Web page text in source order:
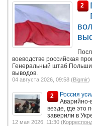
2
воеводстве российская
Генеральный штаб
выводов.
04 августа 2026, 09:58 (Bigmir)
2
Россия
Аварийно-
везде, где это
заверили в
12 мая 2026, 11:30 (